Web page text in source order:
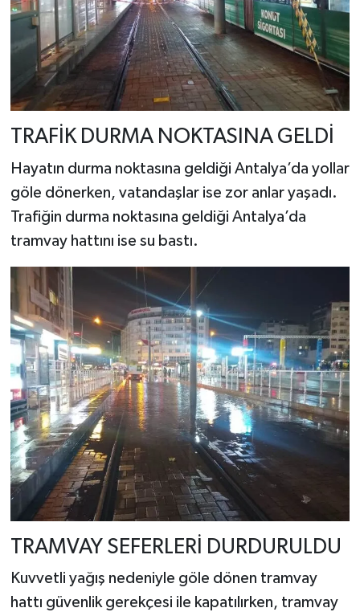
TRAFİK DURMA NOKTASINA GELDİ
Hayatın durma noktasına geldiği Antalya’da yollar
göle dönerken, vatandaşlar ise zor anlar yaşadı.
Trafiğin durma noktasına geldiği Antalya’da
tramvay hattını ise su bastı.
TRAMVAY SEFERLERİ DURDURULDU
Kuvvetli yağış nedeniyle göle dönen tramvay
hattı güvenlik gerekçesi ile kapatılırken, tramvay